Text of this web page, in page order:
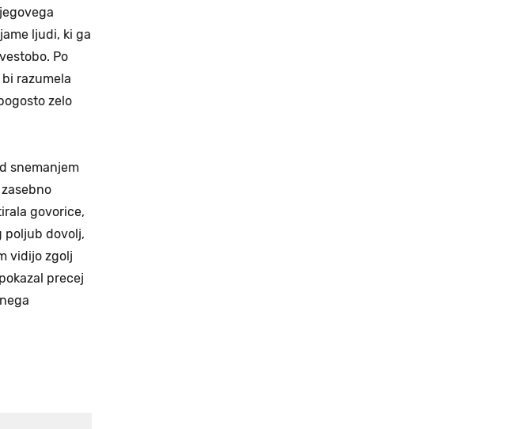
ljudi, ki ga
Po
razumela
zelo
snemanjem
govorice,
poljub dovolj,
vidijo zgolj
precej